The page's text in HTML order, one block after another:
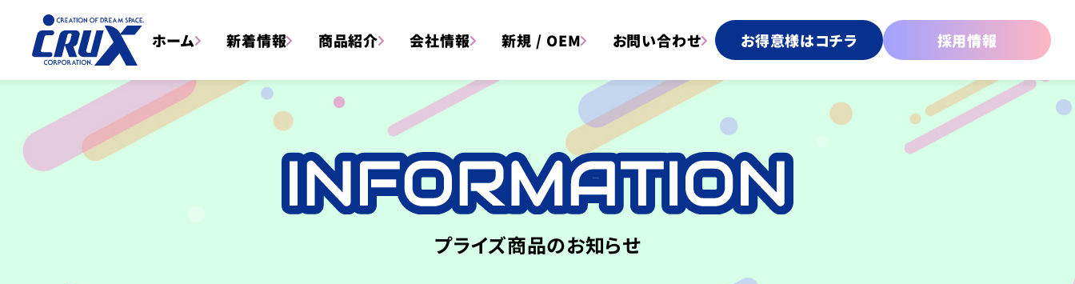
ホーム 新着情報 商品紹介 会社情報 新規 / OEM お問い合わせ お得意様はコチラ 採用情報
プライズ商品のお知らせ